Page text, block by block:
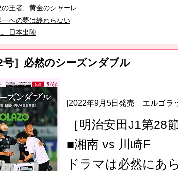
の王者、黄金のシャーレ
一への夢は終わらない
。日本出陣
大のW杯開幕 注目は「個」
ャスールさんがシンポジウム「気候変動から命を守る
号］必然のシーズンダブル
[2022年9月5日発売 エルゴラ
［明治安田J1第28
■湘南 vs 川崎F
ドラマは必然にあ